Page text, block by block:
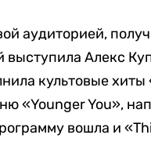
аудиторией,
Алекс
культовые
«Younger You»,
вошла и